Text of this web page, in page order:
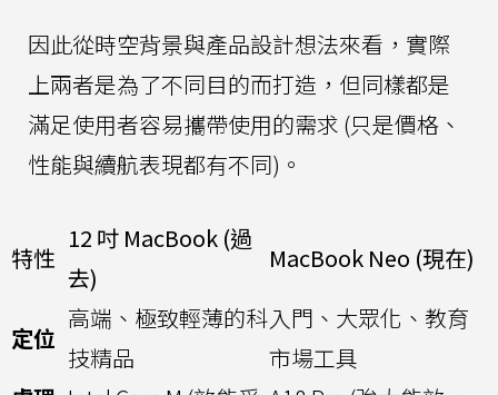
因此從時空背景與產品設計想法來看，實際
上兩者是為了不同目的而打造，但同樣都是
滿足使用者容易攜帶使用的需求 (只是價格、
性能與續航表現都有不同)。
特性
12 吋 MacBook (過
去)
MacBook Neo (現在)
定位
高端、極致輕薄的科
技精品
入門、大眾化、教育
市場工具